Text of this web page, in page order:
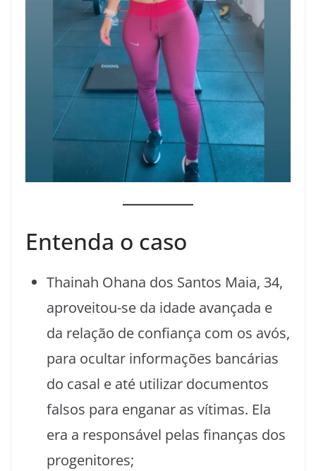
Entenda o caso
Thainah Ohana dos Santos Maia, 34,
aproveitou-se da idade avançada e
da relação de confiança com os avós,
para ocultar informações bancárias
do casal e até utilizar documentos
falsos para enganar as vítimas. Ela
era a responsável pelas finanças dos
progenitores;